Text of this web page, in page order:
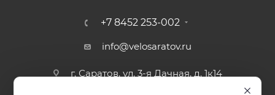
+7 8452 253-002
info@velosaratov.ru
г. Саратов, ул. 3-я Дачная, д. 1к14